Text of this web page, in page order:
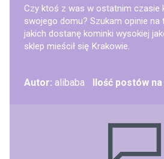
Czy ktoś z was w ostatnim czasie
swojego domu? Szukam opinie na
jakich dostanę kominki wysokiej
sklep mieścił się Krakowie.
Autor: alibaba Ilość postów